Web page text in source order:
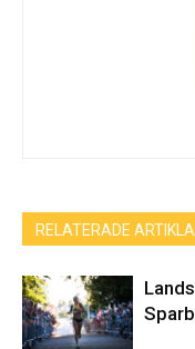
RELATERADE